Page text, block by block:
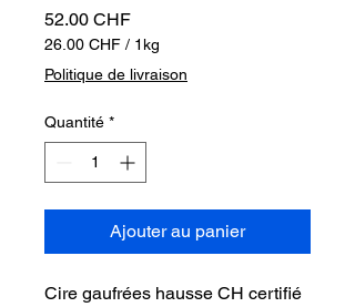
52.00 CHFPrix
26.00 CHF / 1kg
26.00 CHF
pour
Kilogramme
Politique de livraison
Quantité *
Ajouter au panier
Cire gaufrées hausse CH certifié